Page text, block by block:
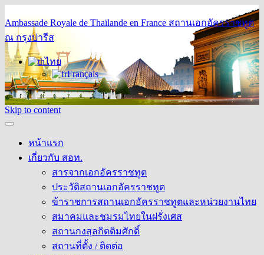
Ambassade Royale de Thaïlande en France สถานเอกอัครราชทูต
ณ กรุงปารีส
ไทย
Français
Skip to content
หน้าแรก
เกี่ยวกับ สอท.
สารจากเอกอัครราชทูต
ประวัติสถานเอกอัครราชทูต
ข้าราชการสถานเอกอัครราชทูตและหน่วยงานไทย
สมาคมและชมรมไทยในฝรั่งเศส
สถานกงสุลกิตติมศักดิ์
สถานที่ตั้ง / ติดต่อ